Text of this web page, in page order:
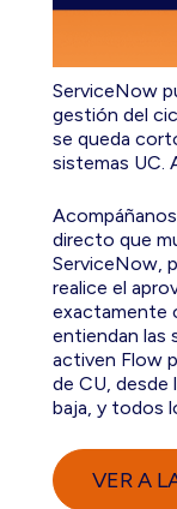
ServiceNow
gestión del
se queda
sistemas UC.
directo que
ServiceNow,
realice el
exactamente
entiendan las
activen Flow
de CU, desde
baja, y todos
VER A